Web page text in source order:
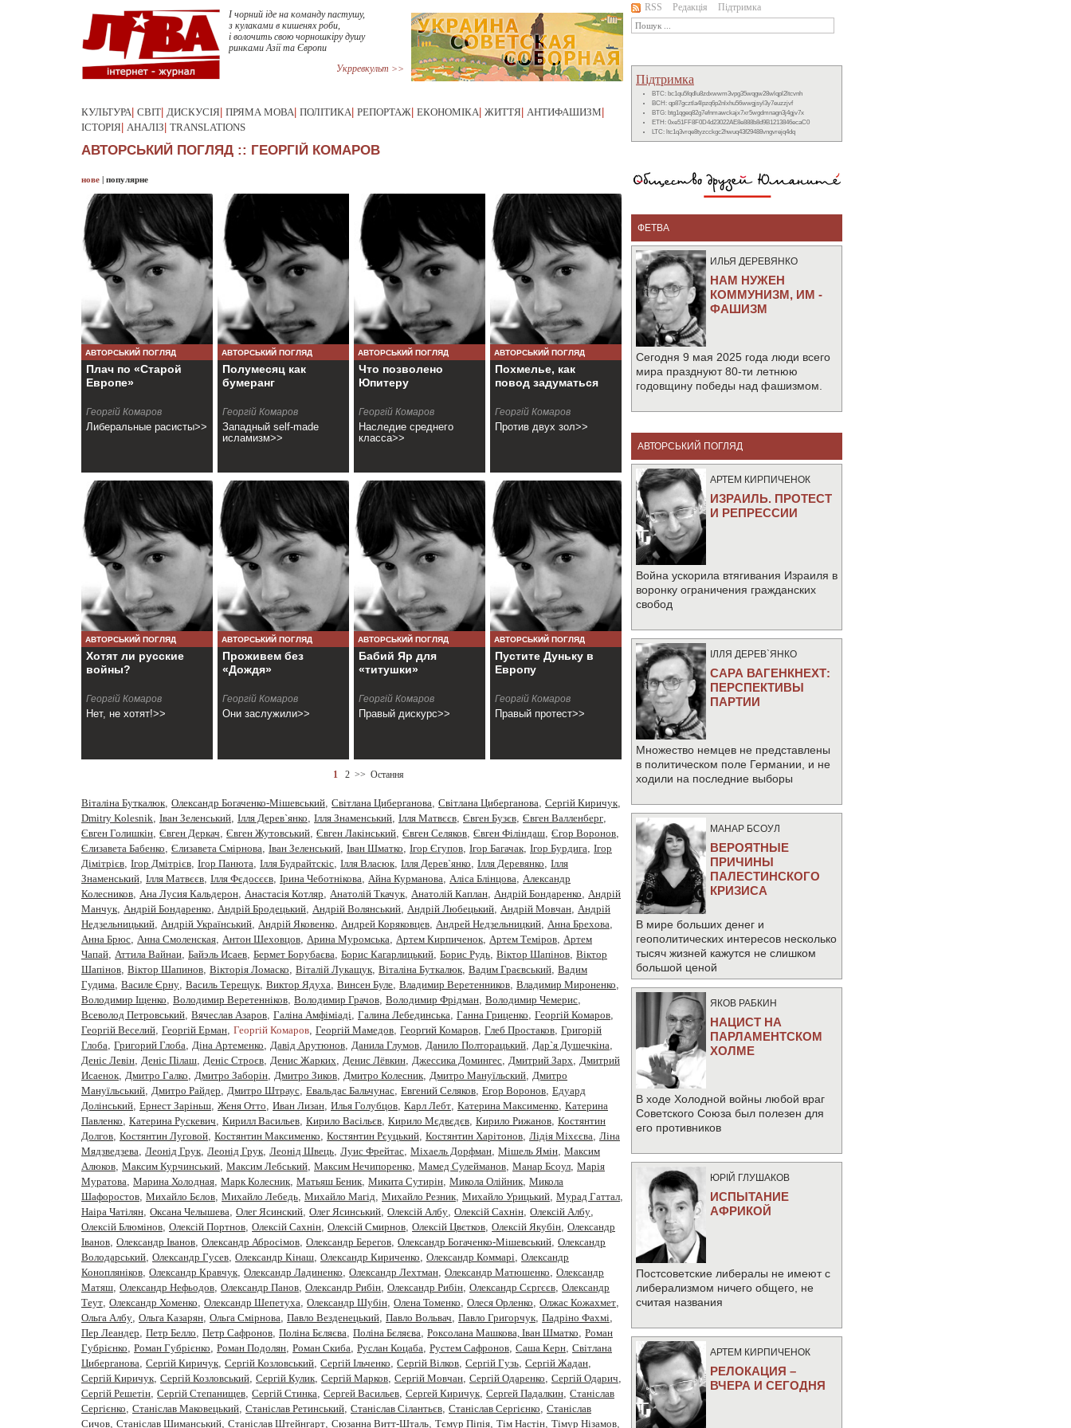
І чорний іде на команду пастушу,
з кулаками в кишенях роби,
і волочить свою чорношкіру душу
ринками Азії та Європи
Укрревкульт >>
КУЛЬТУРА СВІТ ДИСКУСІЯ ПРЯМА МОВА ПОЛІТИКА РЕПОРТАЖ ЕКОНОМІКА ЖИТТЯ АНТИФАШИЗМ
ІСТОРІЯ АНАЛІЗ TRANSLATIONS
АВТОРСЬКИЙ ПОГЛЯД :: ГЕОРГІЙ КОМАРОВ
нове | популярне
АВТОРСЬКИЙ ПОГЛЯД
Плач по «Старой
Европе»
Георгій Комаров
Либеральные расисты>>
АВТОРСЬКИЙ ПОГЛЯД
Полумесяц как
бумеранг
Георгій Комаров
Западный self-made
исламизм>>
АВТОРСЬКИЙ ПОГЛЯД
Что позволено
Юпитеру
Георгій Комаров
Наследие среднего
класса>>
АВТОРСЬКИЙ ПОГЛЯД
Похмелье, как
повод задуматься
Георгій Комаров
Против двух зол>>
АВТОРСЬКИЙ ПОГЛЯД
Хотят ли русские
войны?
Георгій Комаров
Нет, не хотят!>>
АВТОРСЬКИЙ ПОГЛЯД
Проживем без
«Дождя»
Георгій Комаров
Они заслужили>>
АВТОРСЬКИЙ ПОГЛЯД
Бабий Яр для
«титушки»
Георгій Комаров
Правый дискурс>>
АВТОРСЬКИЙ ПОГЛЯД
Пустите Дуньку в
Европу
Георгій Комаров
Правый протест>>
1 2 >> Остання
Віталіна Буткалюк, Олександр Богаченко-Мішевський, Cвiтлана Циберганова, Cвітлана Циберганова, Cергiй Киричук,
Dmitry Kolesnik, Iван Зеленський, Iлля Дерев`янко, Iлля Знаменський, Iлля Матвєєв, Євген Бузєв, Євген Валленберг,
Євген Голишкін, Євген Деркач, Євген Жутовський, Євген Лакінський, Євген Селяков, Євген Філіндаш, Єгор Воронов,
Єлизавета Бабенко, Єлизавета Смірнова, Іван Зеленський, Іван Шматко, Ігор Єгупов, Ігор Багачак, Ігор Бурдига, Ігор
Дімітрієв, Ігор Дмітрієв, Ігор Панюта, Ілля Будрайтскіс, Ілля Власюк, Ілля Дерев`янко, Ілля Деревянко, Ілля
Знаменський, Ілля Матвєєв, Ілля Фєдосєєв, Ірина Чеботнікова, Айна Курманова, Аліса Блінцова, Александр
Колесников, Ана Лусия Кальдерон, Анастасiя Котляр, Анатолiй Ткачук, Анатолій Каплан, Андрiй Бондаренко, Андрiй
Манчук, Андрій Бондаренко, Андрій Бродецький, Андрій Волянський, Андрій Любецький, Андрій Мовчан, Андрій
Недзельницький, Андрій Український, Андрій Яковенко, Андрей Коряковцев, Андрей Недзельницкий, Анна Брехова,
Анна Брюс, Анна Смоленская, Антон Шеховцов, Арина Муромська, Артем Кирпиченок, Артем Теміров, Артем
Чапай, Аттила Вайнаи, Байэль Исаев, Бермет Борубаєва, Борис Кагарлицький, Борис Рудь, Вiктор Шапiнов, Віктор
Шапінов, Віктор Шапинов, Вікторія Ломаско, Віталій Лукащук, Віталіна Буткалюк, Вадим Граєвський, Вадим
Гудима, Василе Єрну, Василь Терещук, Виктор Ядуха, Винсен Буле, Владимир Веретенников, Владимир Мироненко,
Володимир Іщенко, Володимир Веретенніков, Володимир Грачов, Володимир Фрідман, Володимир Чемерис,
Всеволод Петровський, Вячеслав Азаров, Галіна Амфіміаді, Галина Лебединська, Ганна Гриценко, Георгiй Комаров,
Георгій Веселий, Георгій Ерман, Георгій Комаров, Георгій Мамедов, Георгий Комаров, Глеб Простаков, Григорій
Глоба, Григорий Глоба, Діна Артеменко, Давiд Арутюнов, Данила Глумов, Данило Полторацький, Дар`я Душечкіна,
Деніс Левін, Деніс Пілаш, Деніс Строєв, Денис Жарких, Денис Лёвкин, Джессика Домингес, Дмитрий Зарх, Дмитрий
Исаенок, Дмитро Галко, Дмитро Заборiн, Дмитро Зиков, Дмитро Колесник, Дмитро Мануїльский, Дмитро
Мануїльський, Дмитро Райдер, Дмитро Штраус, Евальдас Бальчунас, Евгений Селяков, Егор Воронов, Едуард
Долінський, Ернест Заріньш, Женя Отто, Иван Лизан, Илья Голубцов, Карл Лебт, Катерина Максименко, Катерина
Павленко, Катерина Рускевич, Кирилл Васильев, Кирило Васільєв, Кирило Мєдвєдєв, Кирило Рижанов, Костянтин
Долгов, Костянтин Луговой, Костянтин Максименко, Костянтин Рєуцький, Костянтин Харітонов, Лідія Міхєєва, Ліна
Мядзведзева, Леонiд Грук, Леонід Грук, Леонід Швець, Луис Фрейтас, Міхаель Дорфман, Мішель Ямін, Максим
Алюков, Максим Курчинський, Максим Лебський, Максим Нечипоренко, Мамед Сулейманов, Манар Бсоул, Марія
Муратова, Марина Холодная, Марк Колесник, Матьяш Беник, Микита Сутирін, Микола Олійник, Микола
Шафоростов, Михайло Бєлов, Михайло Лебедь, Михайло Магід, Михайло Резник, Михайло Урицький, Мурад Гаттал,
Наіра Чатілян, Оксана Челышева, Олег Ясинский, Олег Ясинський, Олексiй Албу, Олексiй Сахнiн, Олексій Албу,
Олексій Блюмінов, Олексій Портнов, Олексій Сахнін, Олексій Смирнов, Олексій Цвєтков, Олексій Якубін, Олександр
Iванов, Олександр Іванов, Олександр Абросімов, Олександр Берегов, Олександр Богаченко-Мішевський, Олександр
Володарський, Олександр Гусев, Олександр Кінаш, Олександр Кириченко, Олександр Коммарі, Олександр
Конопляніков, Олександр Кравчук, Олександр Ладиненко, Олександр Лехтман, Олександр Матюшенко, Олександр
Матяш, Олександр Нефьодов, Олександр Панов, Олександр Рибiн, Олександр Рибін, Олександр Сєргєєв, Олександр
Теут, Олександр Хоменко, Олександр Шепетуха, Олександр Шубін, Олена Томенко, Олеся Орленко, Олжас Кожахмет,
Ольга Албу, Ольга Казарян, Ольга Смірнова, Павло Везденецький, Павло Вольвач, Павло Григорчук, Падріно Фахмі,
Пер Леандер, Петр Белло, Петр Сафронов, Полiна Бєляєва, Поліна Бєляєва, Роксолана Машкова, Іван Шматко, Роман
Губрiєнко, Роман Губрієнко, Роман Подолян, Роман Скиба, Руслан Коцаба, Рустем Сафронов, Саша Керн, Світлана
Циберганова, Сергiй Киричук, Сергiй Козловський, Сергій Ільченко, Сергій Вілков, Сергій Гузь, Сергій Жадан,
Сергій Киричук, Сергій Козловський, Сергій Кулик, Сергій Марков, Сергій Мовчан, Сергій Одаренко, Сергій Одарич,
Сергій Решетін, Сергій Степанищев, Сергій Стинка, Сергей Васильев, Сергей Киричук, Сергей Падалкин, Станiслав
Сергiєнко, Станіслав Маковецький, Станіслав Ретинський, Станіслав Сілантьєв, Станіслав Сергієнко, Станіслав
Сичов, Станіслав Шиманський, Станіслав Штейнгарт, Сюзанна Витт-Шталь, Тємур Піпія, Тім Настін, Тімур Нізамов,
RSS Редакція Підтримка
Підтримка
BTC: bc1qu5fqdlu8zdxwwm3vpg35wqgw28wlqpl2ltcvnh
BCH: qp87gcztla4lpzq6p2nlxhu56wwgjsyl3y7euzzjvf
BTG: btg1qgeq82g7efnmawckajx7xr5wgdmnagn3j4gjv7x
ETH: 0xe51FF8F0D4d23022AE8e888b8d9B1213846ecaC0
LTC: ltc1q3vrqe8tyzcckgc2hwuq43f29488vngvrejq4dq
ФЕТВА
ИЛЬЯ ДЕРЕВЯНКО
НАМ НУЖЕН
КОММУНИЗМ, ИМ -
ФАШИЗМ
Сегодня 9 мая 2025 года люди всего
мира празднуют 80-ти летнюю
годовщину победы над фашизмом.
АВТОРСЬКИЙ ПОГЛЯД
АРТЕМ КИРПИЧЕНОК
ИЗРАИЛЬ. ПРОТЕСТ
И РЕПРЕССИИ
Война ускорила втягивания Израиля в
воронку ограничения гражданских
свобод
IЛЛЯ ДЕРЕВ`ЯНКО
САРА ВАГЕНКНЕХТ:
ПЕРСПЕКТИВЫ
ПАРТИИ
Множество немцев не представлены
в политическом поле Германии, и не
ходили на последние выборы
МАНАР БСОУЛ
ВЕРОЯТНЫЕ
ПРИЧИНЫ
ПАЛЕСТИНСКОГО
КРИЗИСА
В мире больших денег и
геополитических интересов несколько
тысяч жизней кажутся не слишком
большой ценой
ЯКОВ РАБКИН
НАЦИСТ НА
ПАРЛАМЕНТСКОМ
ХОЛМЕ
В ходе Холодной войны любой враг
Советского Союза был полезен для
его противников
ЮРIЙ ГЛУШАКОВ
ИСПЫТАНИЕ
АФРИКОЙ
Постсоветские либералы не имеют с
либерализмом ничего общего, не
считая названия
АРТЕМ КИРПИЧЕНОК
РЕЛОКАЦИЯ –
ВЧЕРА И СЕГОДНЯ